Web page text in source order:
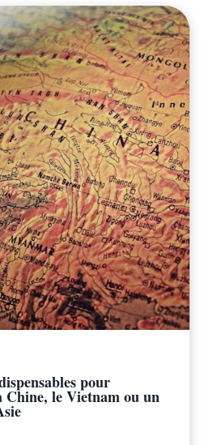
pour
le Vietnam ou un